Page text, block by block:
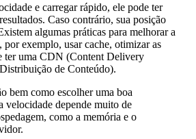
e carregar rápido, ele pode ter
Caso contrário, sua posição
algumas práticas para melhorar a
por exemplo, usar cache, otimizar as
ter uma CDN (Content Delivery
de Conteúdo).
bem como escolher uma boa
velocidade depende muito de
como a memória e o